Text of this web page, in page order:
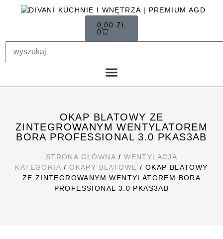
0,00 ZŁ
0
OKAP BLATOWY ZE
ZINTEGROWANYM WENTYLATOREM
BORA PROFESSIONAL 3.0 PKAS3AB
STRONA GŁÓWNA /WENTYLACJA
KATEGORIA /OKAPY BLATOWE / OKAP BLATOWY
ZE ZINTEGROWANYM WENTYLATOREM BORA
PROFESSIONAL 3.0 PKAS3AB